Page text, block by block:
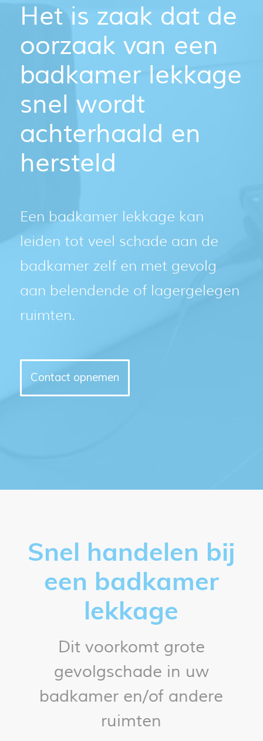
Het is zaak dat de
oorzaak van een
badkamer lekkage
snel wordt
achterhaald en
hersteld
Een badkamer lekkage kan
leiden tot veel schade aan de
badkamer zelf en met gevolg
aan belendende of lagergelegen
ruimten.
Contact opnemen
Snel handelen bij
een badkamer
lekkage
Dit voorkomt grote
gevolgschade in uw
badkamer en/of andere
ruimten